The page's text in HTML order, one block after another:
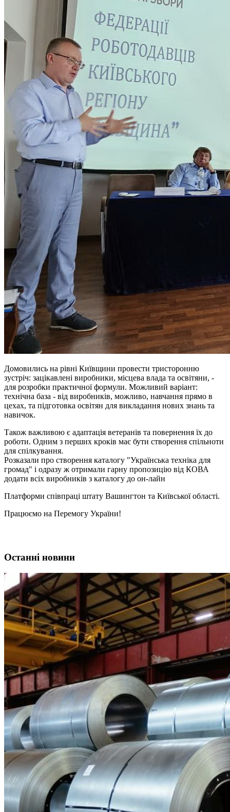
Домовились на рівні Київщини провести тристоронню
зустріч: зацікавлені виробники, місцева влада та освітяни, -
для розробки практичної формули. Можливий варіант:
технічна база - від виробників, можливо, навчання прямо в
цехах, та підготовка освітян для викладання нових знань та
навичок.
Також важливою є адаптація ветеранів та повернення їх до
роботи. Одним з перших кроків має бути створення спільноти
для спілкування.
Розказали про створення каталогу "Українська техніка для
громад" і одразу ж отримали гарну пропозицію від КОВА
додати всіх виробників з каталогу до он-лайн
Платформи співпраці штату Вашингтон та Київської області.
Працюємо на Перемогу України!
Останні новини